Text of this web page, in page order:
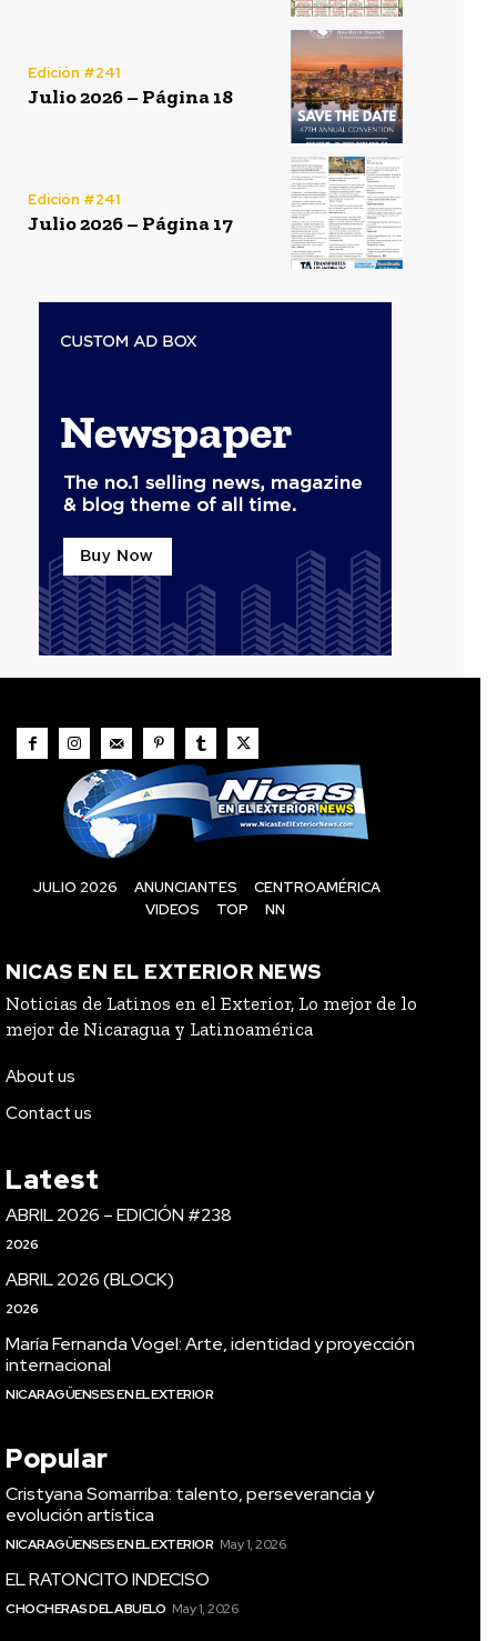
Edición #241
Julio 2026 – Página 18
Edición #241
Julio 2026 – Página 17
JULIO 2026 ANUNCIANTES
CENTROAMÉRICA
VIDEOS
TOP NN
NICAS EN EL EXTERIOR NEWS
Noticias de Latinos en el Exterior, Lo mejor de lo
mejor de Nicaragua y Latinoamérica
About us
Contact us
Latest
ABRIL 2026 – EDICIÓN #238
2026
ABRIL 2026 (BLOCK)
2026
María Fernanda Vogel: Arte, identidad y proyección
internacional
NICARAGÜENSES EN EL EXTERIOR
Popular
Cristyana Somarriba: talento, perseverancia y
evolución artística
NICARAGÜENSES EN EL EXTERIOR May 1, 2026
EL RATONCITO INDECISO
CHOCHERAS DEL ABUELO May 1, 2026